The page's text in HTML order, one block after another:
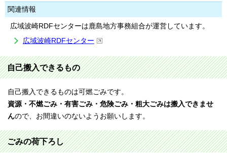
関連情報
広域波崎RDFセンターは鹿島地方事務組合が運営しています。
広域波崎RDFセンター
自己搬入できるもの
自己搬入できるものは可燃ごみです。
資源・不燃ごみ・有害ごみ・危険ごみ・粗大ごみは搬入できませ
んので、お間違いのないようお願いします。
ごみの荷下ろし